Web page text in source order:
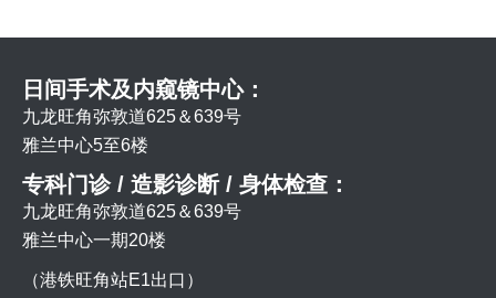
日间手术及内窥镜中心：
九龙旺角弥敦道625＆639号
雅兰中心5至6楼
专科门诊 / 造影诊断 / 身体检查：
九龙旺角弥敦道625＆639号
雅兰中心一期20楼
（港铁旺角站E1出口）